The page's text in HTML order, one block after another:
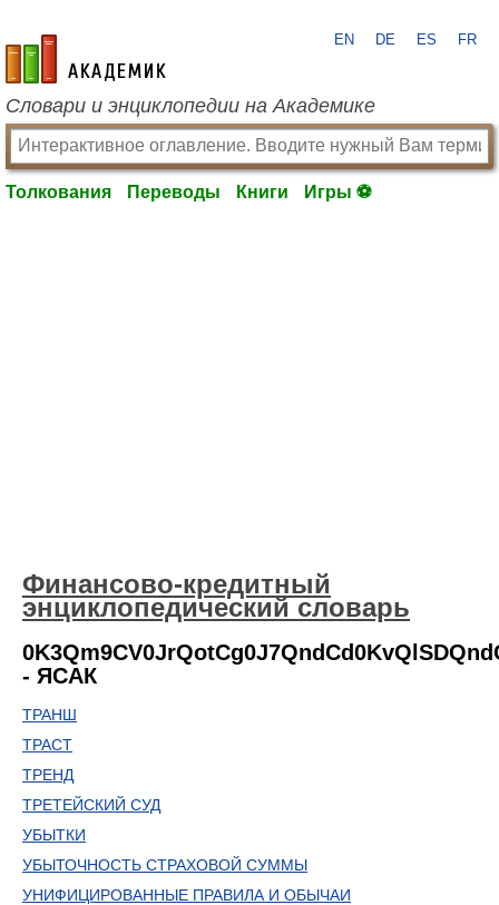
academic.ru
EN DE ES FR
Словари и энциклопедии на Академике
Толкования Переводы Книги Игры ⚽
Финансово-кредитный
энциклопедический словарь
- ЯСАК
ТРАНШ
ТРАСТ
ТРЕНД
ТРЕТЕЙСКИЙ СУД
УБЫТКИ
УБЫТОЧНОСТЬ СТРАХОВОЙ СУММЫ
УНИФИЦИРОВАННЫЕ ПРАВИЛА И ОБЫЧАИ